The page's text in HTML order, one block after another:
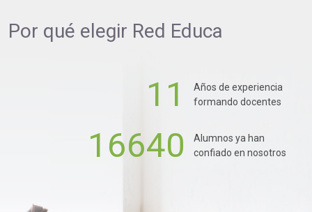
Por qué elegir Red Educa
11
Años de experiencia
formando docentes
16640
Alumnos ya han
confiado en nosotros